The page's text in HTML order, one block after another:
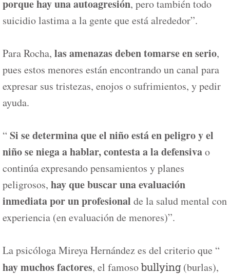
porque hay una autoagresión, pero también todo
suicidio lastima a la gente que está alrededor”.
Para Rocha, las amenazas deben tomarse en serio,
pues estos menores están encontrando un canal para
expresar sus tristezas, enojos o sufrimientos, y pedir
ayuda.
“ Si se determina que el niño está en peligro y el
niño se niega a hablar, contesta a la defensivao
continúa expresando pensamientos y planes
peligrosos, hay que buscar una evaluación
inmediata por un profesional de la salud mental con
experiencia (en evaluación de menores)”.
La psicóloga Mireya Hernández es del criterio que “
hay muchos factores, el famosobullying (burlas),